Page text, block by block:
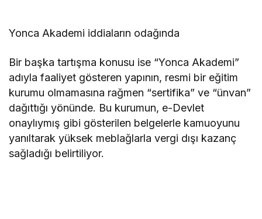
Yonca Akademi iddiaların odağında
Bir başka tartışma konusu ise “Yonca Akademi”
adıyla faaliyet gösteren yapının, resmi bir eğitim
kurumu olmamasına rağmen “sertifika” ve “ünvan”
dağıttığı yönünde. Bu kurumun, e-Devlet
onaylıymış gibi gösterilen belgelerle kamuoyunu
yanıltarak yüksek meblağlarla vergi dışı kazanç
sağladığı belirtiliyor.